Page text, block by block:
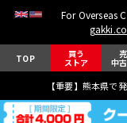
For Overseas
TOP 買う
ストア 中
【重要】熊本県で